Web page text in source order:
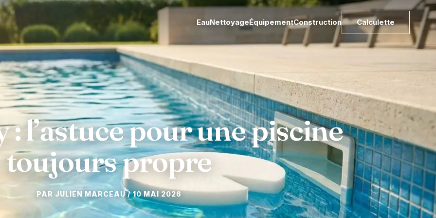
EauNettoyageÉquipementConstruction Calculette
l’astuce pour une piscine
toujours propre
10 MAI 2026